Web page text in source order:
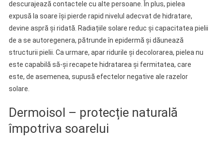
descurajează contactele cu alte persoane. În plus, pielea
expusă la soare își pierde rapid nivelul adecvat de hidratare,
devine aspră și ridată. Radiațiile solare reduc și capacitatea pielii
de a se autoregenera, pătrunde în epidermă și dăunează
structurii pielii. Ca urmare, apar ridurile și decolorarea, pielea nu
este capabilă să-și recapete hidratarea și fermitatea, care
este, de asemenea, supusă efectelor negative ale razelor
solare.
Dermoisol – protecție naturală
împotriva soarelui